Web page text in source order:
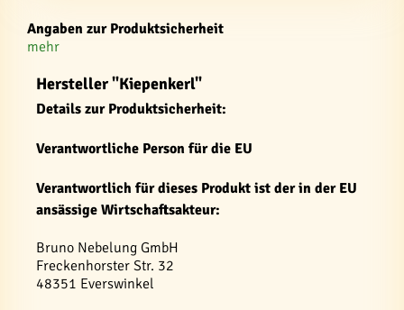
Angaben zur Produktsicherheit
mehr
Hersteller "Kiepenkerl"
Details zur Produktsicherheit:
Verantwortliche Person für die EU
Verantwortlich für dieses Produkt ist der in der EU
ansässige Wirtschaftsakteur:
Bruno Nebelung GmbH
Freckenhorster Str. 32
48351 Everswinkel